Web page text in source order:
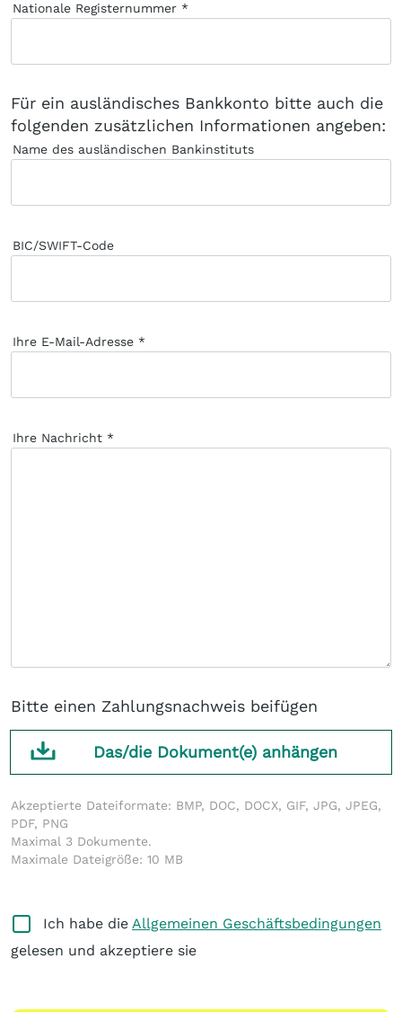
Nationale Registernummer
Für ein ausländisches Bankkonto bitte auch die
folgenden zusätzlichen Informationen angeben:
Name des ausländischen Bankinstituts
BIC/SWIFT-Code
Ihre E-Mail-Adresse
Ihre Nachricht
Bitte einen Zahlungsnachweis beifügen
Das/die Dokument(e) anhängen
Akzeptierte Dateiformate: BMP, DOC, DOCX, GIF, JPG, JPEG,
PDF, PNG
Maximal 3 Dokumente.
Maximale Dateigröße: 10 MB
Ich habe die Allgemeinen Geschäftsbedingungen
gelesen und akzeptiere sie